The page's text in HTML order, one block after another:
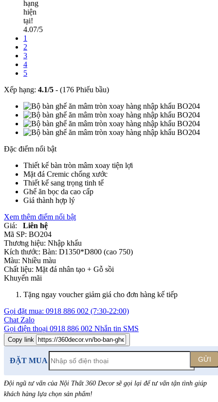
hạng
hiện
tại!
4.07/5
1
2
3
4
5
Xếp hạng: 4.1/5 - (176 Phiếu bầu)
Đặc điểm nổi bật
Thiết kế bàn tròn mâm xoay tiện lợi
Mặt đá Cremic chống xước
Thiết kế sang trọng tinh tế
Ghế ăn bọc da cao cấp
Giá thành hợp lý
Xem thêm điểm nổi bật
Giá:
Liên hệ
Mã SP: BO204
Thương hiệu: Nhập khẩu
Kích thước: Bàn: D1350*D800 (cao 750)
Màu: Nhiều màu
Chất liệu: Mặt đá nhân tạo + Gỗ sồi
Khuyến mãi
Tặng ngay voucher giảm giá cho đơn hàng kế tiếp
Gọi đặt mua: 0918 886 002 (7:30-22:00)
Chat Zalo
Gọi điện thoại 0918 886 002 Nhắn tin SMS
Copy link
ĐẶT MUA GỬI
Đội ngũ tư vấn của Nội Thất 360 Decor sẽ gọi lại để tư vấn tận tình giúp
khách hàng lựa chọn sản phẩm!